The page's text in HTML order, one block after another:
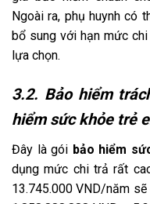
Ngoài ra, phụ huynh có
bổ sung với hạn mức
lựa chọn.
3.2. Bảo hiểm
hiểm sức khỏe trẻ
Đây là gói bảo hiểm
dụng mức chi trả rất
13.745.000 VND/năm